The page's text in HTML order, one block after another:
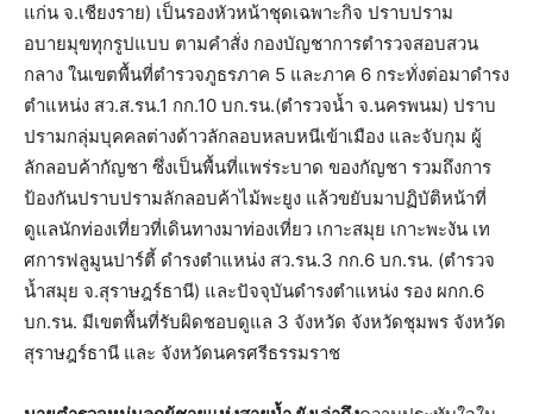
แก่น จ.เชียงราย) เป็นรองหัวหน้าชุดเฉพาะกิจ ปราบปราม
อบายมุขทุกรูปแบบ ตามคำสั่ง กองบัญชาการตำรวจสอบสวน
กลาง ในเขตพื้นที่ตำรวจภูธรภาค 5 และภาค 6 กระทั่งต่อมาดำรง
ตำแหน่ง สว.ส.รน.1 กก.10 บก.รน.(ตำรวจน้ำ จ.นครพนม) ปราบ
ปรามกลุ่มบุคคลต่างด้าวลักลอบหลบหนีเข้าเมือง และจับกุม ผู้
ลักลอบค้ากัญชา ซึ่งเป็นพื้นที่แพร่ระบาด ของกัญชา รวมถึงการ
ป้องกันปราบปรามลักลอบค้าไม้พะยูง แล้วขยับมาปฏิบัติหน้าที่
ดูแลนักท่องเที่ยวที่เดินทางมาท่องเที่ยว เกาะสมุย เกาะพะงัน เท
ศการฟลูมูนปาร์ตี้ ดำรงตำแหน่ง สว.รน.3 กก.6 บก.รน. (ตำรวจ
น้ำสมุย จ.สุราษฎร์ธานี) และปัจจุบันดำรงตำแหน่ง รอง ผกก.6
บก.รน. มีเขตพื้นที่รับผิดชอบดูแล 3 จังหวัด จังหวัดชุมพร จังหวัด
สุราษฎร์ธานี และ จังหวัดนครศรีธรรมราช